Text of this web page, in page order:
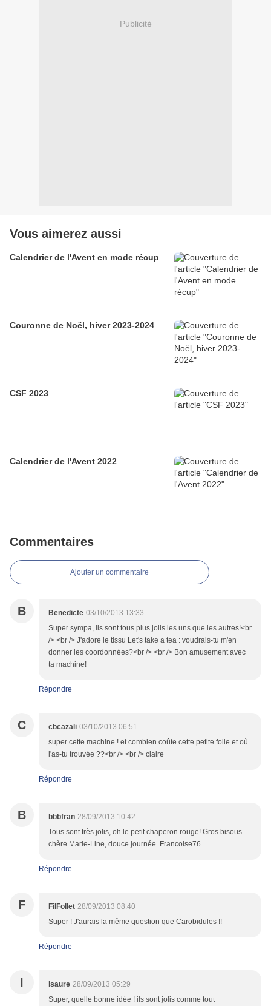
Publicité
Vous aimerez aussi
Calendrier de l'Avent en mode récup
Couronne de Noël, hiver 2023-2024
CSF 2023
Calendrier de l'Avent 2022
Commentaires
Ajouter un commentaire
B Benedicte 03/10/2013 13:33
Super sympa, ils sont tous plus jolis les uns que les autres!<br
/> <br /> J'adore le tissu Let's take a tea : voudrais-tu m'en
donner les coordonnées?<br /> <br /> Bon amusement avec
ta machine!
Répondre
C cbcazali 03/10/2013 06:51
super cette machine ! et combien coûte cette petite folie et où
l'as-tu trouvée ??<br /> <br /> claire
Répondre
B bbbfran 28/09/2013 10:42
Tous sont très jolis, oh le petit chaperon rouge! Gros bisous
chère Marie-Line, douce journée. Francoise76
Répondre
F FilFollet 28/09/2013 08:40
Super ! J'aurais la même question que Carobidules !!
Répondre
I isaure 28/09/2013 05:29
Super, quelle bonne idée ! ils sont jolis comme tout